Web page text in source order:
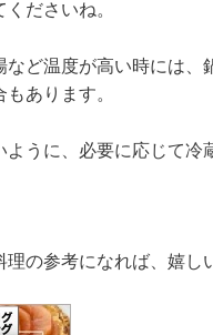
ださいね。
など温度が高い時には、
あります。
ように、必要に応じて冷
理の参考になれば、嬉し